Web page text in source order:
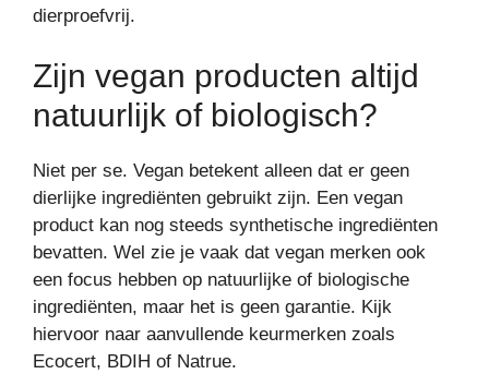
dierproefvrij.
Zijn vegan producten altijd
natuurlijk of biologisch?
Niet per se. Vegan betekent alleen dat er geen
dierlijke ingrediënten gebruikt zijn. Een vegan
product kan nog steeds synthetische ingrediënten
bevatten. Wel zie je vaak dat vegan merken ook
een focus hebben op natuurlijke of biologische
ingrediënten, maar het is geen garantie. Kijk
hiervoor naar aanvullende keurmerken zoals
Ecocert, BDIH of Natrue.